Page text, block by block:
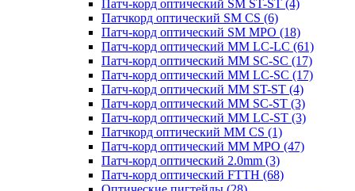
Патч-корд оптический SM ST-ST (4)
Патчкорд оптический SM CS (6)
Патч-корд оптический SM MPO (18)
Патч-корд оптический MM LC-LC (61)
Патч-корд оптический MM SC-SC (17)
Патч-корд оптический MM LC-SC (17)
Патч-корд оптический MM ST-ST (4)
Патч-корд оптический MM SC-ST (3)
Патч-корд оптический MM LC-ST (3)
Патчкорд оптический MM CS (1)
Патч-корд оптический MM MPO (47)
Патч-корд оптический 2.0mm (3)
Патч-корд оптический FTTH (68)